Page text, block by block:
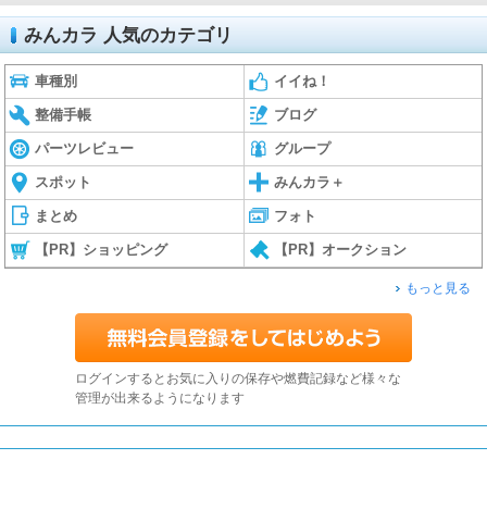
みんカラ 人気のカテゴリ
車種別 イイね！
整備手帳 ブログ
パーツレビュー グループ
スポット みんカラ＋
まとめ フォト
【PR】ショッピング 【PR】オークション
もっと見る
ログインするとお気に入りの保存や燃費記録など様々な
管理が出来るようになります